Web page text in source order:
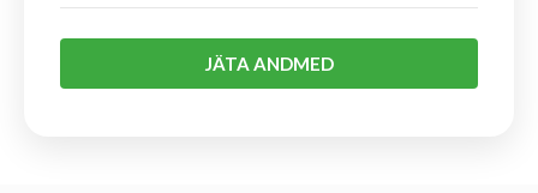
JÄTA ANDMED